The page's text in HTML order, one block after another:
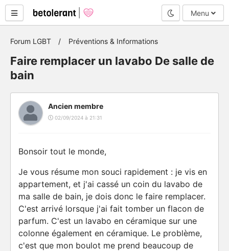
Mode nuit
Menu
Forum LGBT Préventions & Informations
Faire remplacer un lavabo De salle de
bain
Ancien membre
02/09/2024 à 21:31
Bonsoir tout le monde,
Je vous résume mon souci rapidement : je vis en
appartement, et j'ai cassé un coin du lavabo de
ma salle de bain, je dois donc le faire remplacer.
C'est arrivé lorsque j'ai fait tomber un flacon de
parfum. C'est un lavabo en céramique sur une
colonne également en céramique. Le problème,
c'est que mon boulot me prend beaucoup de